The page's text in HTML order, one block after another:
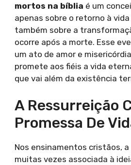
mortos na bíblia é um
apenas sobre o retorno à
também sobre a
ocorre após a morte. Esse
um ato de amor e
promete aos fiéis a vida
que vai além da existência
A Ressurreição
Promessa De
Nos ensinamentos cristãos, a
muitas vezes associada à